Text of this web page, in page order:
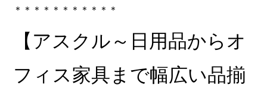
＊＊＊＊＊＊＊＊＊＊＊
【アスクル～日用品からオ
フィス家具まで幅広い品揃